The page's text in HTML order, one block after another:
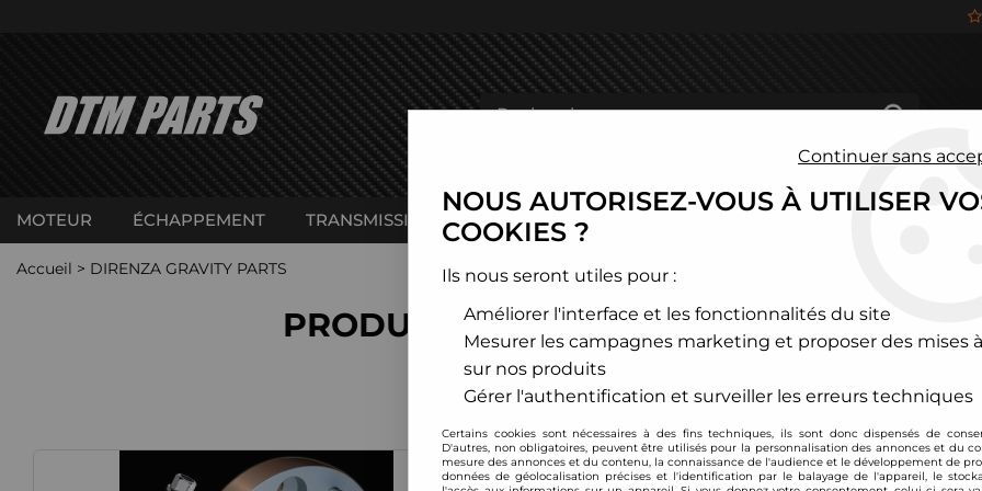
MOTEUR ÉCHAPPEMENT TRANSMISSION CHÂSSIS
Accueil > DIRENZA GRAVITY PARTS
PRODUITS DE LA MARQUE DIRENZA
12 articles sur 447
Continuer sans
NOUS AUTORISEZ-VOUS À UTILISER
COOKIES ?
Ils nous seront utiles pour :
Améliorer l'interface et les fonctionnalités du site
Mesurer les campagnes marketing et proposer des mises
sur nos produits
Gérer l'authentification et surveiller les erreurs techniques
Certains cookies sont nécessaires à des fins techniques, ils sont donc dispensés de
D'autres, non obligatoires, peuvent être utilisés pour la personnalisation des annonces et du
mesure des annonces et du contenu, la connaissance de l'audience et le développement de
données de géolocalisation précises et l'identification par le balayage de l'appareil, le